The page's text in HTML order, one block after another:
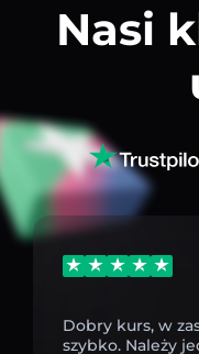
Nasi
Dobry kurs, w
szybko. Należy